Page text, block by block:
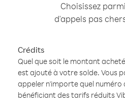
Choisissez
d'appels pas
Crédits
Quel que soit le montant
est ajouté à votre solde. Vous
appeler n'importe quel numéro
bénéficiant des tarifs réduits